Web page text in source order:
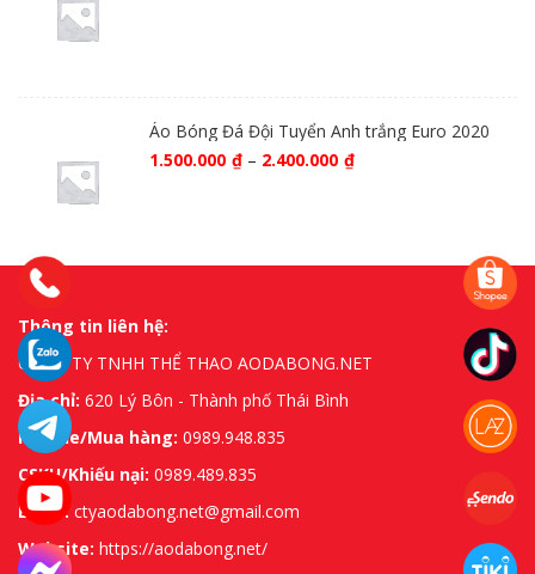
Áo Bóng Đá Đội Tuyển Anh trắng Euro 2020
1.500.000 ₫ – 2.400.000 ₫
Thông tin liên hệ:
CÔNG TY TNHH THỂ THAO AODABONG.NET
Địa chỉ: 620 Lý Bôn - Thành phố Thái Bình
Hotline/Mua hàng: 0989.948.835
CSKH/Khiếu nại: 0989.489.835
Email:ctyaodabong.net@gmail.com
Website: https://aodabong.net/